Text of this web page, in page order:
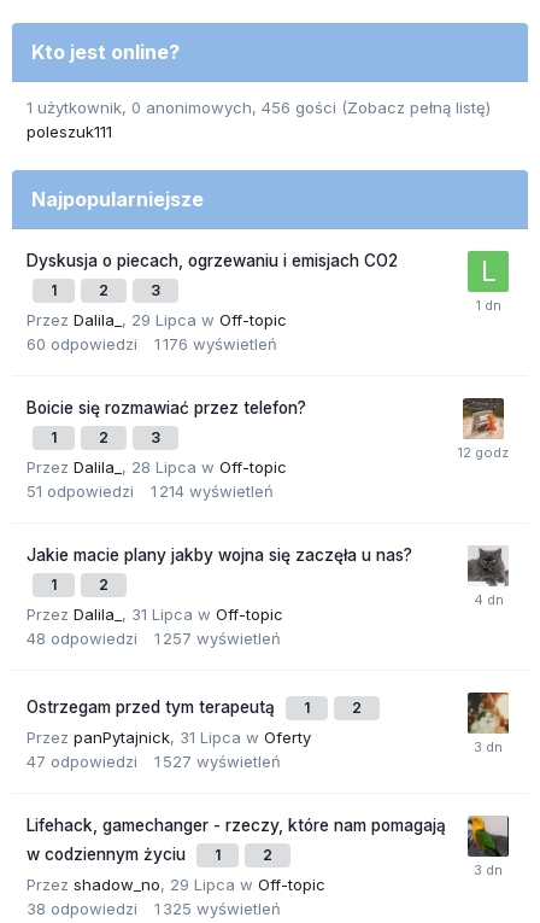
Kto jest online?
1 użytkownik, 0 anonimowych, 456 gości (Zobacz pełną listę)
poleszuk111
Najpopularniejsze
Dyskusja o piecach, ogrzewaniu i emisjach CO2
1 2 3
Przez Dalila_ , 29 Lipca w Off-topic
60 odpowiedzi 1 176 wyświetleń
Boicie się rozmawiać przez telefon?
1 2 3
Przez Dalila_ , 28 Lipca w Off-topic
51 odpowiedzi 1 214 wyświetleń
Jakie macie plany jakby wojna się zaczęła u nas?
1 2
Przez Dalila_ , 31 Lipca w Off-topic
48 odpowiedzi 1 257 wyświetleń
Ostrzegam przed tym terapeutą 1 2
Przez panPytajnick, 31 Lipca w Oferty
47 odpowiedzi 1 527 wyświetleń
Lifehack, gamechanger - rzeczy, które nam pomagają
w codziennym życiu
1 2
Przez shadow_no, 29 Lipca w Off-topic
38 odpowiedzi 1 325 wyświetleń